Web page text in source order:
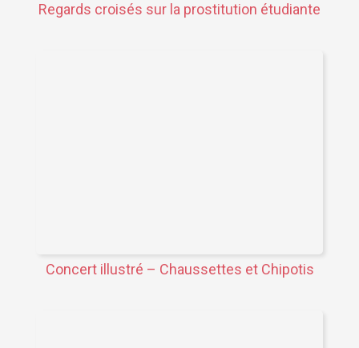
Regards croisés sur la prostitution étudiante
Concert illustré – Chaussettes et Chipotis